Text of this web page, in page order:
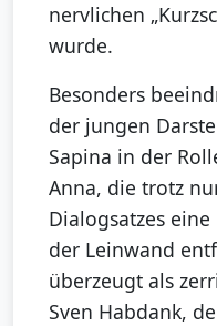
nervlichen
wurde.
Besonders
der jungen
Sapina in der
Anna, die trotz
Dialogsatzes
der Leinwand
überzeugt als
Sven Habdank,